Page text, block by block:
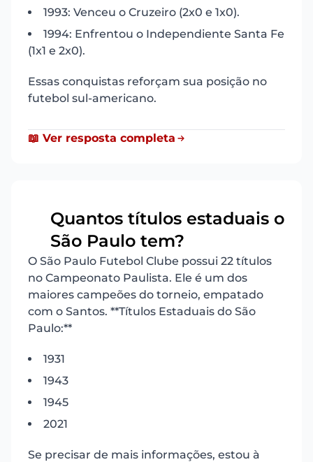
1993: Venceu o Cruzeiro (2x0 e 1x0).
1994: Enfrentou o Independiente Santa Fe
(1x1 e 2x0).
Essas conquistas reforçam sua posição no
futebol sul-americano.
📖 Ver resposta completa
Quantos títulos estaduais o
São Paulo tem?
O São Paulo Futebol Clube possui 22 títulos
no Campeonato Paulista. Ele é um dos
maiores campeões do torneio, empatado
com o Santos. **Títulos Estaduais do São
Paulo:**
1931
1943
1945
2021
Se precisar de mais informações, estou à